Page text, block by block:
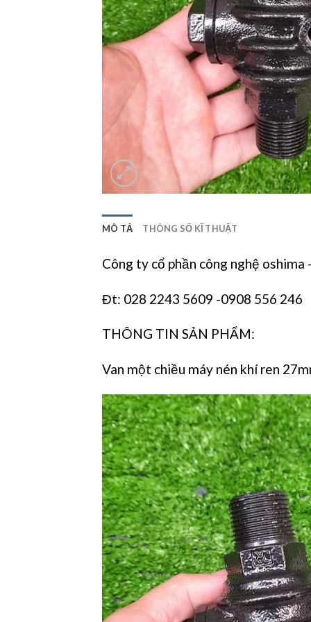
MÔ TẢ THÔNG SỐ KĨ THUẬT
Công ty cổ phần công nghệ oshima
Đt: 028 2243 5609 -0908 556 246
THÔNG TIN SẢN PHẨM:
Van một chiều máy nén khí ren